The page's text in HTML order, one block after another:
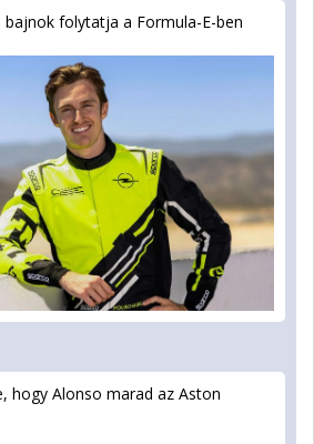
bajnok folytatja a Formula-E-ben
hogy Alonso marad az Aston